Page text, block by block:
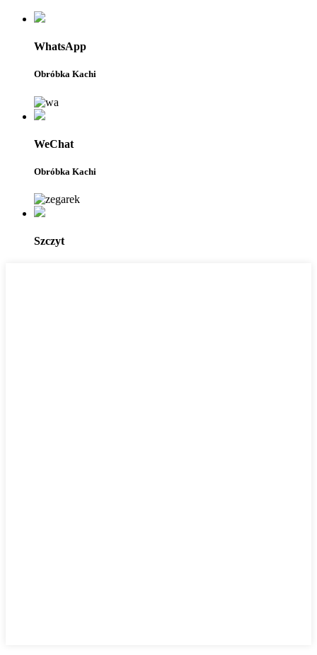
WhatsApp
Obróbka Kachi
WeChat
Obróbka Kachi
Szczyt